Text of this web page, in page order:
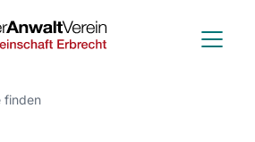
Deutscher
Anwalt
finden